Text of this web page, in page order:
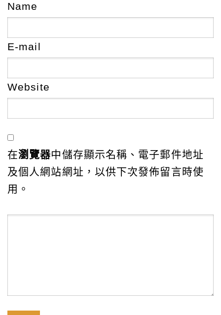
Name
E-mail
Website
在瀏覽器中儲存顯示名稱、電子郵件地址
及個人網站網址，以供下次發佈留言時使
用。